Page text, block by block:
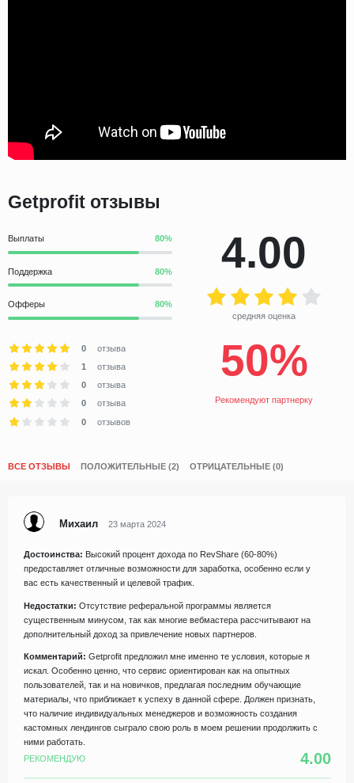
Getprofit отзывы
Выплаты
Поддержка
Офферы
4.00
средняя оценка
0
отзыва
1
отзыва
0
отзыва
0
отзыва
0
отзывов
50%
Рекомендуют партнерку
ВСЕ ОТЗЫВЫ ПОЛОЖИТЕЛЬНЫЕ (2) ОТРИЦАТЕЛЬНЫЕ (0)
Михаил 23 марта 2024
Достоинства: Высокий процент дохода по RevShare (60-80%)
предоставляет отличные возможности для заработка, особенно если у
вас есть качественный и целевой трафик.
Недостатки: Отсутствие реферальной программы является
существенным минусом, так как многие вебмастера рассчитывают на
дополнительный доход за привлечение новых партнеров.
Комментарий: Getprofit предложил мне именно те условия, которые я
искал. Особенно ценно, что сервис ориентирован как на опытных
пользователей, так и на новичков, предлагая последним обучающие
материалы, что приближает к успеху в данной сфере. Должен признать,
что наличие индивидуальных менеджеров и возможность создания
кастомных лендингов сыграло свою роль в моем решении продолжить с
ними работать.
РЕКОМЕНДУЮ
4.00